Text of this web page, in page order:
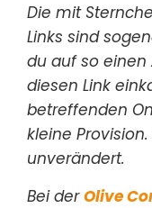
Die mit
Links sind
du auf so einen
diesen Link
betreffenden
kleine
unverändert.
Bei derOlive